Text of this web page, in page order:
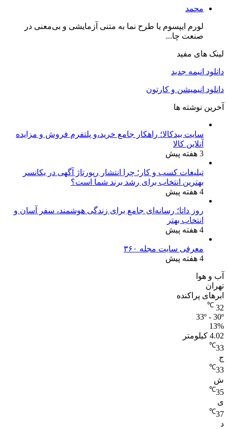
محمد
لورم ایپسوم یا طرح‌ نما به متنی آزمایشی و بی‌معنی در
صنعت چا...
لینک های مفید
دانلود انیمه جدید
دانلود انیمیشن و کارتون
آخرین نوشته ها
سایت بیدکالا؛ راهکار جامع خرید،و پلتفرم فروش و مزایده
آنلاین کالا
3 هفته پیش
تبلیغات کسب و کار؛ چرا انتشار رپورتاژ آگهی در یکانسر
بهترین انتخاب برای رشد برند شما است؟
4 هفته پیش
روز داتا؛ رسانه‌ای جامع برای زندگی هوشمند، سفر آسان و
انتخاب بهتر
4 هفته پیش
معرفی سایت مجله ۳۶۰
4 هفته پیش
آب و هوا
تهران
ابرهای پراکنده
32
℃
33º - 30º
13%
4.02 کیلومتر
33
℃
ج
33
℃
ش
35
℃
ی
37
℃
د